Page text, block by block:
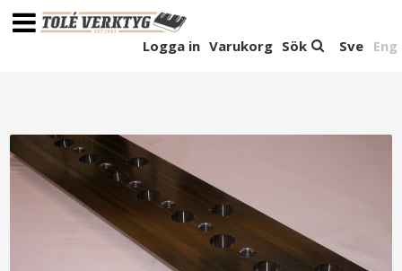
Sve Eng
Sök
Varukorg
Logga in